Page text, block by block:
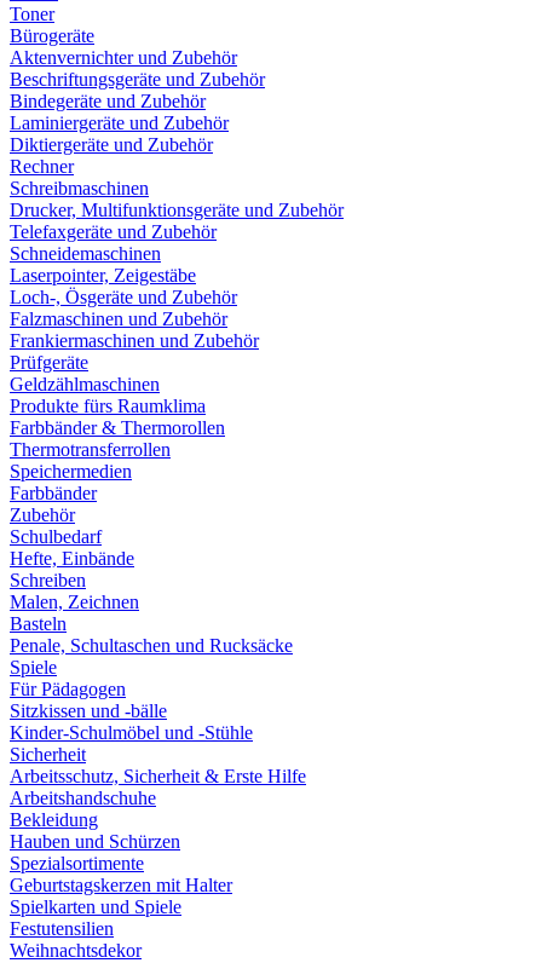
Toner
Bürogeräte
Aktenvernichter und Zubehör
Beschriftungsgeräte und Zubehör
Bindegeräte und Zubehör
Laminiergeräte und Zubehör
Diktiergeräte und Zubehör
Rechner
Schreibmaschinen
Drucker, Multifunktionsgeräte und Zubehör
Telefaxgeräte und Zubehör
Schneidemaschinen
Laserpointer, Zeigestäbe
Loch-, Ösgeräte und Zubehör
Falzmaschinen und Zubehör
Frankiermaschinen und Zubehör
Prüfgeräte
Geldzählmaschinen
Produkte fürs Raumklima
Farbbänder & Thermorollen
Thermotransferrollen
Speichermedien
Farbbänder
Zubehör
Schulbedarf
Hefte, Einbände
Schreiben
Malen, Zeichnen
Basteln
Penale, Schultaschen und Rucksäcke
Spiele
Für Pädagogen
Sitzkissen und -bälle
Kinder-Schulmöbel und -Stühle
Sicherheit
Arbeitsschutz, Sicherheit & Erste Hilfe
Arbeitshandschuhe
Bekleidung
Hauben und Schürzen
Spezialsortimente
Geburtstagskerzen mit Halter
Spielkarten und Spiele
Festutensilien
Weihnachtsdekor